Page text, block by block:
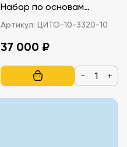
Набор по основам
математики и
Артикул: ЦИТО-10-3320-10
37 000 ₽
− +